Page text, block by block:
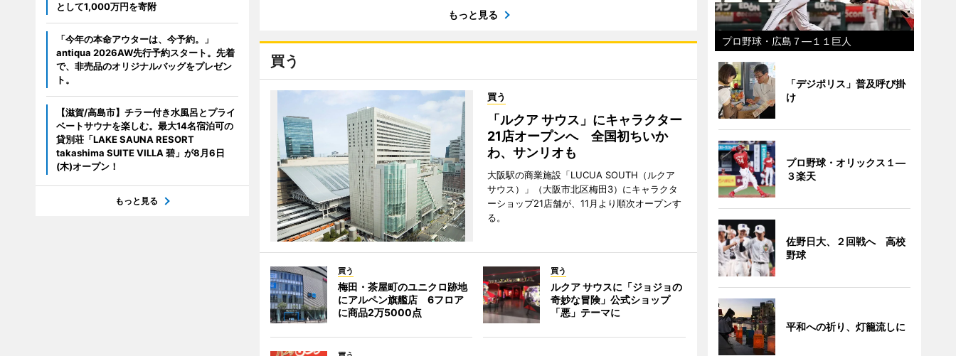
もっと見る
買う
買う
「ルクア サウス」にキャラクター
21店オープンへ 全国初ちいか
わ、サンリオも
大阪駅の商業施設「LUCUA SOUTH（ルクア
サウス）」（大阪市北区梅田3）にキャラクタ
ーショップ21店舗が、11月より順次オープンす
る。
買う
梅田・茶屋町のユニクロ跡地
にアルペン旗艦店 6フロア
に商品2万5000点
買う
ルクア サウスに「ジョジョの
奇妙な冒険」公式ショップ
「悪」テーマに
として1,000万円を寄附
「今年の本命アウターは、今予約。」
antiqua 2026AW先行予約スタート。先着
で、非売品のオリジナルバッグをプレゼン
ト。
【滋賀/高島市】チラー付き水風呂とプライ
ベートサウナを楽しむ。最大14名宿泊可の
貸別荘「LAKE SAUNA RESORT
takashima SUITE VILLA 碧」が8月6日
(木)オープン！
もっと見る
プロ野球・広島７―１１巨人
「デジポリス」普及呼び掛
け
プロ野球・オリックス１―
３楽天
佐野日大、２回戦へ 高校
野球
平和への祈り、灯籠流しに